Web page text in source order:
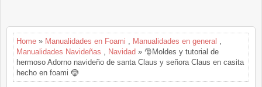
Home » Manualidades en Foami Manualidades en general
Manualidades Navideñas
Navidad » 🎅Moldes y tutorial de
hermoso Adorno navideño de santa Claus y señora Claus en casita
hecho en foami 🤶